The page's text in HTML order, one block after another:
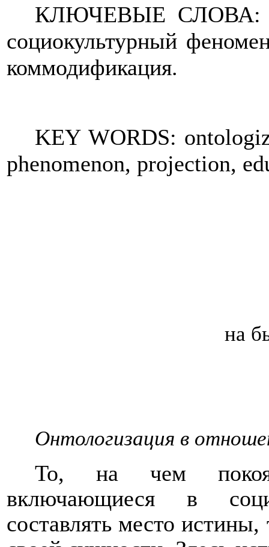
КЛЮЧЕВЫЕ СЛОВА:
социокультурный
коммодификация.
KEY WORDS:
phenomenon, projection,
на
Онтологизация в
То, на чем
включающиеся в
составлять место